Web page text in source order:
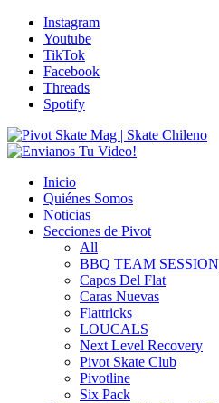
Instagram
Youtube
TikTok
Facebook
Threads
Spotify
Inicio
Quiénes Somos
Noticias
Secciones de Pivot
All
BBQ TEAM SESSION
Capos Del Flat
Caras Nuevas
Flattricks
LOUCALS
Next Level Recovery
Pivot Skate Club
Pivotline
Six Pack